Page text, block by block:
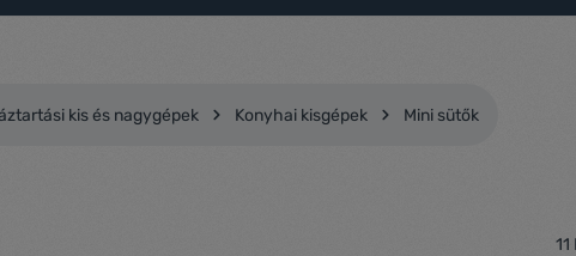
kis és nagygépek Konyhai kisgépek Mini sütők